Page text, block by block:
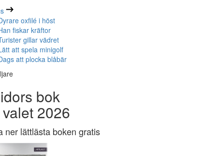
oxfilé i höst
fiskar kräftor
gillar vädret
att spela minigolf
att plocka blåbär
bok
2026
ner lättlästa boken gratis